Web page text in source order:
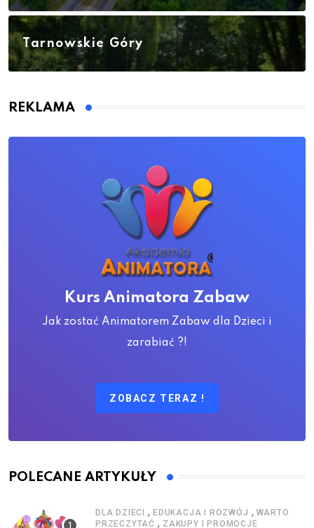
Tarnowskie Góry
REKLAMA
Kurs Animatora Zabaw
Jak zostać Animatorem Zabaw dla Dzieci i
zarabiać ?!
ZOBACZ TERAZ !
POLECANE ARTYKUŁY
DLA DZIECI , EDUKACJA I ROZWÓJ , WARTO
PRZECZYTAĆ , ZAKUPY I PROMOCJE